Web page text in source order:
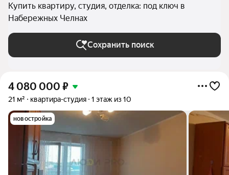
Купить квартиру, студия, отделка: под ключ в
Набережных Челнах
Сохранить поиск
4 080 000 ₽
21 м² квартира-студия 1 этаж из 10
новостройка